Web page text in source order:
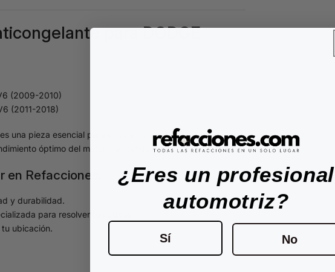
para DODGE
(2009-2010)
(2011-2018)
una pieza esencial para el sistema de refrigeración de su
óptimo del motor y evitando el sobrecalentamiento.
Refacciones:
y durabilidad.
para resolver tus dudas.
ubicación.
¿Eres un profesional
automotriz?
Sí No